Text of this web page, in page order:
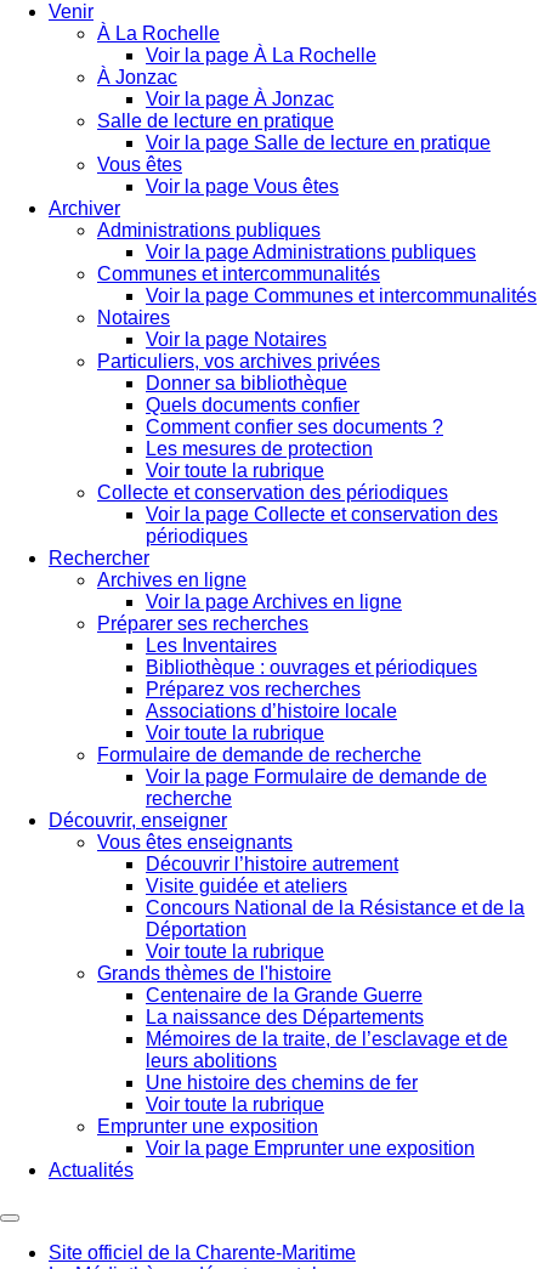
Venir
À La Rochelle
Voir la page À La Rochelle
À Jonzac
Voir la page À Jonzac
Salle de lecture en pratique
Voir la page Salle de lecture en pratique
Vous êtes
Voir la page Vous êtes
Archiver
Administrations publiques
Voir la page Administrations publiques
Communes et intercommunalités
Voir la page Communes et intercommunalités
Notaires
Voir la page Notaires
Particuliers, vos archives privées
Donner sa bibliothèque
Quels documents confier
Comment confier ses documents ?
Les mesures de protection
Voir toute la rubrique
Collecte et conservation des périodiques
Voir la page Collecte et conservation des
périodiques
Rechercher
Archives en ligne
Voir la page Archives en ligne
Préparer ses recherches
Les Inventaires
Bibliothèque : ouvrages et périodiques
Préparez vos recherches
Associations d’histoire locale
Voir toute la rubrique
Formulaire de demande de recherche
Voir la page Formulaire de demande de
recherche
Découvrir, enseigner
Vous êtes enseignants
Découvrir l’histoire autrement
Visite guidée et ateliers
Concours National de la Résistance et de la
Déportation
Voir toute la rubrique
Grands thèmes de l'histoire
Centenaire de la Grande Guerre
La naissance des Départements
Mémoires de la traite, de l’esclavage et de
leurs abolitions
Une histoire des chemins de fer
Voir toute la rubrique
Emprunter une exposition
Voir la page Emprunter une exposition
Actualités
Site officiel de la Charente-Maritime